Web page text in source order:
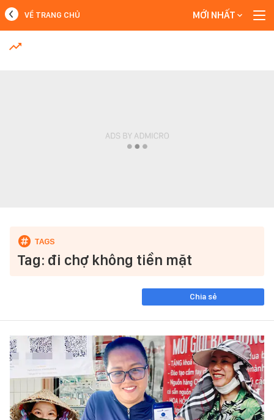
MỚI NHẤT
VỀ TRANG CHỦ MỚI NHẤT
Tag: đi chợ không tiền mặt
Chia sẻ